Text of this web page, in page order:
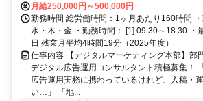
月給250,000円～500,000円
勤務時間 総労働時間：1ヶ月あたり160時間 ・
水・木・金 ・勤務時間： [1] 09:30～18:30 ・
日 残業月平均4時間19分（2025年度）
仕事内容 【デジタルマーケティング本部】部
デジタル広告運用コンサルタント積極募集！
広告運用実務に携わっているけれど、入稿・
い…」 「地...